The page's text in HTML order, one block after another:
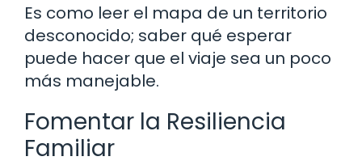
Es como leer el mapa de un territorio
desconocido; saber qué esperar
puede hacer que el viaje sea un poco
más manejable.
Fomentar la Resiliencia
Familiar